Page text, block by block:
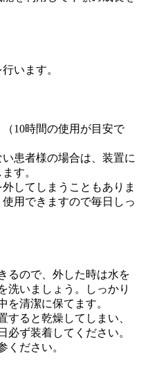
います。
10時間の使用が目安で
患者様の場合は、装置に
す。
してしまうこともありま
用できますので毎日しっ
るので、外した時は水を
洗いましょう。しっかり
を清潔に保てます。
すると乾燥してしまい、
必ず装着してください。
ください。